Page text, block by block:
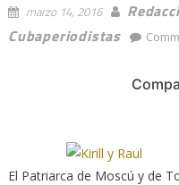
marzo 14, 2016
Cubaperiodistas
El Patriarca de Moscú y de